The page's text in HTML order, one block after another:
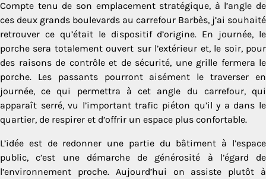
Compte tenu de son emplacement stratégique, à l’angle de
ces deux grands boulevards au carrefour Barbès, j’ai souhaité
retrouver ce qu’était le dispositif d’origine. En journée, le
porche sera totalement ouvert sur l’extérieur et, le soir, pour
des raisons de contrôle et de sécurité, une grille fermera le
porche. Les passants pourront aisément le traverser en
journée, ce qui permettra à cet angle du carrefour, qui
apparaît serré, vu l’important trafic piéton qu’il y a dans le
quartier, de respirer et d’offrir un espace plus confortable.
L’idée est de redonner une partie du bâtiment à l’espace
public, c’est une démarche de générosité à l’égard de
l’environnement proche. Aujourd’hui on assiste plutôt à